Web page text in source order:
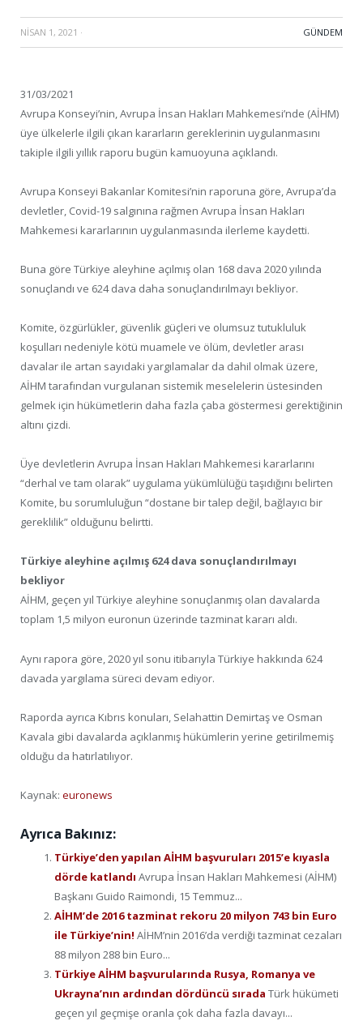
NISAN 1, 2021 · GÜNDEM
31/03/2021
Avrupa Konseyi’nin, Avrupa İnsan Hakları Mahkemesi’nde (AİHM)
üye ülkelerle ilgili çıkan kararların gereklerinin uygulanmasını
takiple ilgili yıllık raporu bugün kamuoyuna açıklandı.
Avrupa Konseyi Bakanlar Komitesi’nin raporuna göre, Avrupa’da
devletler, Covid-19 salgınına rağmen Avrupa İnsan Hakları
Mahkemesi kararlarının uygulanmasında ilerleme kaydetti.
Buna göre Türkiye aleyhine açılmış olan 168 dava 2020 yılında
sonuçlandı ve 624 dava daha sonuçlandırılmayı bekliyor.
Komite, özgürlükler, güvenlik güçleri ve olumsuz tutukluluk
koşulları nedeniyle kötü muamele ve ölüm, devletler arası
davalar ile artan sayıdaki yargılamalar da dahil olmak üzere,
AİHM tarafından vurgulanan sistemik meselelerin üstesinden
gelmek için hükümetlerin daha fazla çaba göstermesi gerektiğinin
altını çizdi.
Üye devletlerin Avrupa İnsan Hakları Mahkemesi kararlarını
“derhal ve tam olarak” uygulama yükümlülüğü taşıdığını belirten
Komite, bu sorumluluğun “dostane bir talep değil, bağlayıcı bir
gereklilik” olduğunu belirtti.
Türkiye aleyhine açılmış 624 dava sonuçlandırılmayı
bekliyor
AİHM, geçen yıl Türkiye aleyhine sonuçlanmış olan davalarda
toplam 1,5 milyon euronun üzerinde tazminat kararı aldı.
Aynı rapora göre, 2020 yıl sonu itibarıyla Türkiye hakkında 624
davada yargılama süreci devam ediyor.
Raporda ayrıca Kıbrıs konuları, Selahattin Demirtaş ve Osman
Kavala gibi davalarda açıklanmış hükümlerin yerine getirilmemiş
olduğu da hatırlatılıyor.
Kaynak: euronews
Ayrıca Bakınız:
Türkiye’den yapılan AİHM başvuruları 2015’e kıyasla
dörde katlandı Avrupa İnsan Hakları Mahkemesi (AİHM)
Başkanı Guido Raimondi, 15 Temmuz...
AİHM’de 2016 tazminat rekoru 20 milyon 743 bin Euro
ile Türkiye’nin! AİHM’nin 2016’da verdiği tazminat cezaları
88 milyon 288 bin Euro...
Türkiye AİHM başvurularında Rusya, Romanya ve
Ukrayna’nın ardından dördüncü sırada Türk hükümeti
geçen yıl geçmişe oranla çok daha fazla davayı...